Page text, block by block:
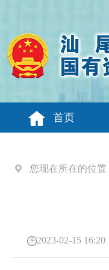
首页
您现在所在的位置
2023-02-15 16:20